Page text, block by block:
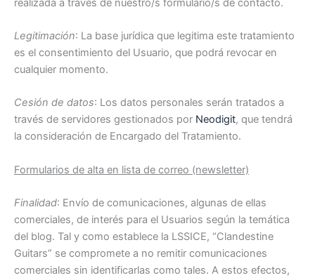
realizada a través de nuestro/s formulario/s de contacto.
Legitimación: La base jurídica que legitima este tratamiento
es el consentimiento del Usuario, que podrá revocar en
cualquier momento.
Cesión de datos: Los datos personales serán tratados a
través de servidores gestionados por Neodigit, que tendrá
la consideración de Encargado del Tratamiento.
Formularios de alta en lista de correo (newsletter)
Finalidad: Envío de comunicaciones, algunas de ellas
comerciales, de interés para el Usuarios según la temática
del blog. Tal y como establece la LSSICE, “Clandestine
Guitars” se compromete a no remitir comunicaciones
comerciales sin identificarlas como tales. A estos efectos,